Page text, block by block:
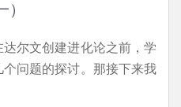
尔文创建进化论之前，学
问题的探讨。那接下来我